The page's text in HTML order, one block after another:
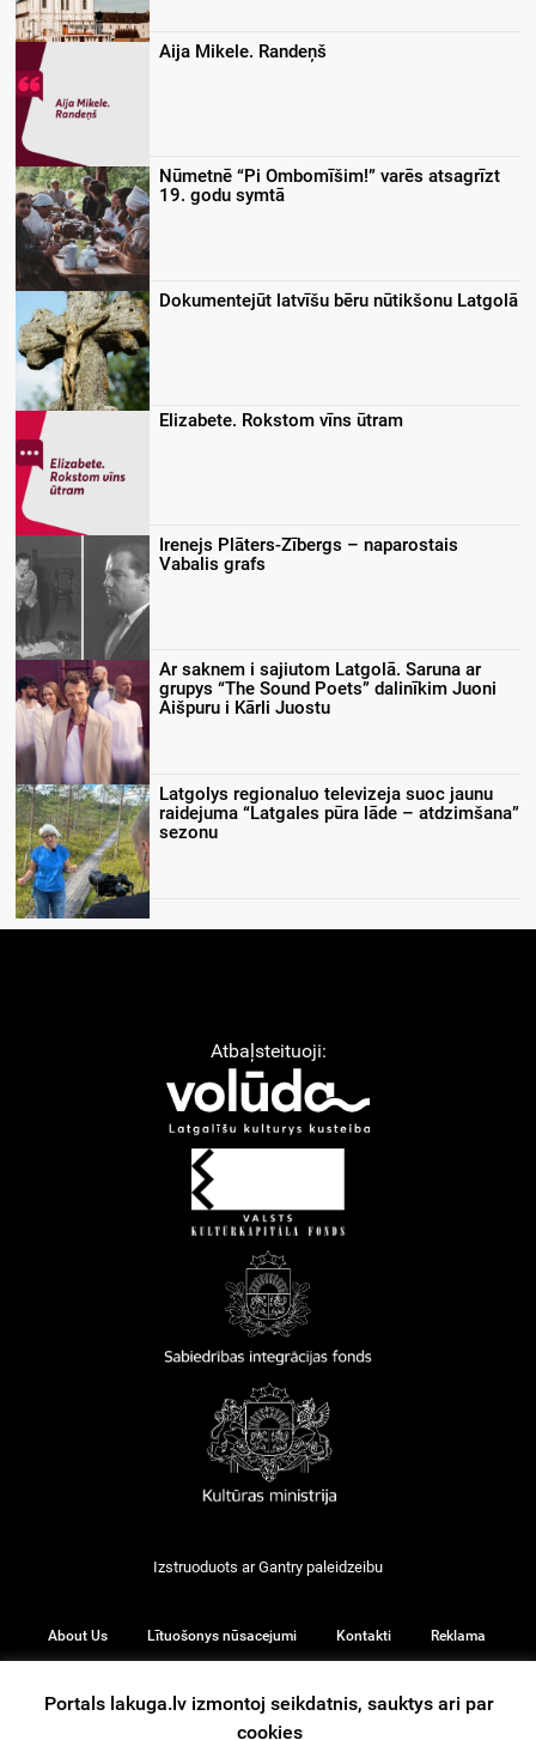
Aija Mikele. Randeņš
Nūmetnē “Pi Ombomīšim!” varēs atsagrīzt
19. godu symtā
Dokumentejūt latvīšu bēru nūtikšonu Latgolā
Elizabete. Rokstom vīns ūtram
Irenejs Plāters-Zībergs – naparostais
Vabalis grafs
Ar saknem i sajiutom Latgolā. Saruna ar
grupys “The Sound Poets” dalinīkim Juoni
Aišpuru i Kārli Juostu
Latgolys regionaluo televizeja suoc jaunu
raidejuma “Latgales pūra lāde – atdzimšana”
sezonu
Atbaļsteituoji:
Izstruoduots arGantry paleidzeibu
About Us Lītuošonys nūsacejumi Kontakti Reklama
Portals lakuga.lv izmontoj seikdatnis, sauktys ari par
cookies